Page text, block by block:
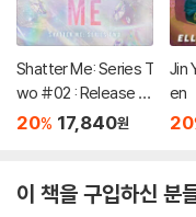
Shatter Me: Series T
wo #02 : Release M
e
20% 17,840원
Jin
en
20
이 책을 구입하신 분